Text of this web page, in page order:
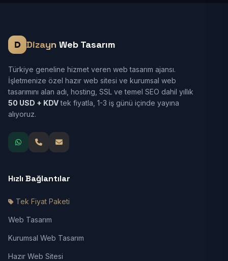
Dizayn Web Tasarım
Türkiye geneline hizmet veren web tasarım ajansı.
İşletmenize özel hazır web sitesi ve kurumsal web
tasarımını alan adı, hosting, SSL ve temel SEO dahil yıllık
50 USD + KDVtek fiyatla, 1-3 iş günü içinde yayına
alıyoruz.
Hızlı Bağlantılar
Tek Fiyat Paketi
Web Tasarım
Kurumsal Web Tasarım
Hazır Web Sitesi